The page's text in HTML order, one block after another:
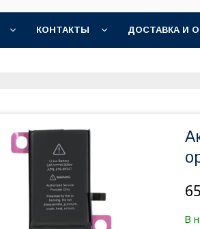
КОНТАКТЫ ДОСТАВКА И
В